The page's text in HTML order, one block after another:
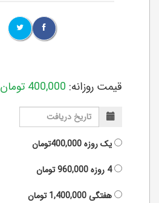
قیمت روزانه: 400,000 تومان
یک روزه400,000تومان
4 روزه
960,000تومان
هفتگی1,400,000تومان